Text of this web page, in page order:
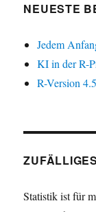
NEUESTE
Jedem
KI in der R-
R-Version
Statistik ist für